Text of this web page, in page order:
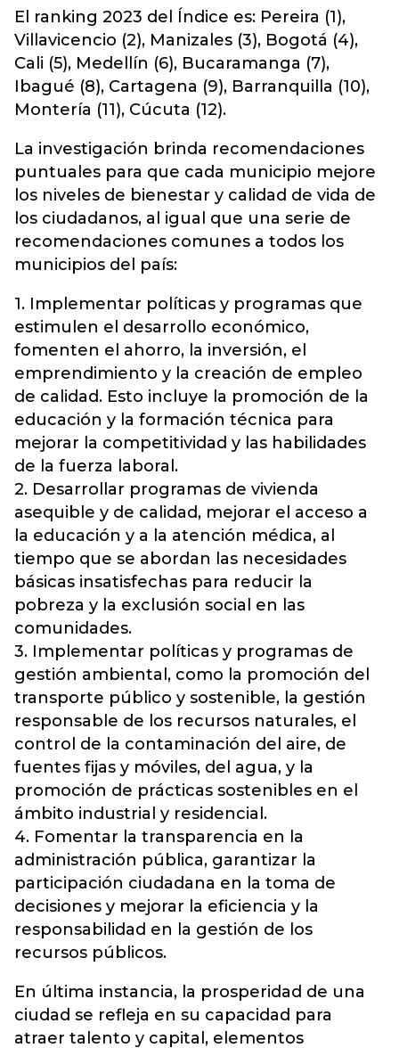
El ranking 2023 del Índice es: Pereira (1),
Villavicencio (2), Manizales (3), Bogotá (4),
Cali (5), Medellín (6), Bucaramanga (7),
Ibagué (8), Cartagena (9), Barranquilla (10),
Montería (11), Cúcuta (12).
La investigación brinda recomendaciones
puntuales para que cada municipio mejore
los niveles de bienestar y calidad de vida de
los ciudadanos, al igual que una serie de
recomendaciones comunes a todos los
municipios del país:
1. Implementar políticas y programas que
estimulen el desarrollo económico,
fomenten el ahorro, la inversión, el
emprendimiento y la creación de empleo
de calidad. Esto incluye la promoción de la
educación y la formación técnica para
mejorar la competitividad y las habilidades
de la fuerza laboral.
2. Desarrollar programas de vivienda
asequible y de calidad, mejorar el acceso a
la educación y a la atención médica, al
tiempo que se abordan las necesidades
básicas insatisfechas para reducir la
pobreza y la exclusión social en las
comunidades.
3. Implementar políticas y programas de
gestión ambiental, como la promoción del
transporte público y sostenible, la gestión
responsable de los recursos naturales, el
control de la contaminación del aire, de
fuentes fijas y móviles, del agua, y la
promoción de prácticas sostenibles en el
ámbito industrial y residencial.
4. Fomentar la transparencia en la
administración pública, garantizar la
participación ciudadana en la toma de
decisiones y mejorar la eficiencia y la
responsabilidad en la gestión de los
recursos públicos.
En última instancia, la prosperidad de una
ciudad se refleja en su capacidad para
atraer talento y capital, elementos